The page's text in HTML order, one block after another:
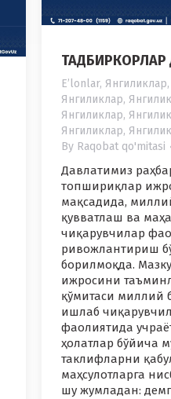
ТАДБИРКОРЛАР
Eʼlonlar, Янгиликлар,
Янгиликлар,
Янгиликлар,
Янгиликлар,
By Raqobat qo'mitasi
Давлатимиз
топшириқлар
мақсадида,
қувватлаш ва
чиқарувчилар
ривожлантириш
борилмоқда.
ижросини
қўмитаси миллий
ишлаб
фаолиятида
ҳолатлар бўйича
таклифларни
маҳсулотларга
шу жумладан: